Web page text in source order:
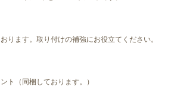
ります。取り付けの補強にお役立てください。
ト（同梱しております。）